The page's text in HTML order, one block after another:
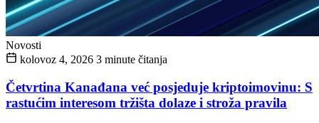
Novosti
kolovoz 4, 2026 3 minute čitanja
Četvrtina Kanađana već posjeduje kriptoimovinu: S
rastućim interesom tržišta dolaze i stroža pravila